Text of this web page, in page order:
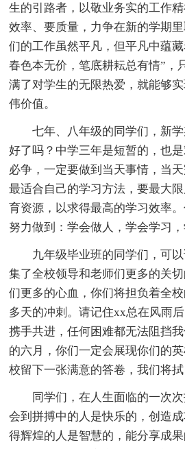
生的引路者，以敬业务实的工作
效率、要质量，力争在新的学期
们的工作虽然平凡，但平凡中蕴
春色本无价，笔底耕耘总有情”，
满了对学生的无限热爱，就能够
伟价值。
七年、八年级的同学们，新
好了吗？中学三年是短暂的，也
必争，一定要做到当天事情，当
最适合自己的学习方法，要最大
育资源，以求得最高的学习效率
努力做到：学会做人，学会学习，
九年级毕业班的同学们，可
集了全校领导和老师们更多的关
们更多的心血，你们将担负着全
多天的冲刺。请记住xx总在风雨
携手共进，任何困难都无法阻挡
的六月，你们一定会展现你们的
校留下一张满意的答卷，我们将拭
同学们，在人生面临的一次
会到拼搏中的人是快乐的，创造
得辉煌的人是智慧的，能分享成